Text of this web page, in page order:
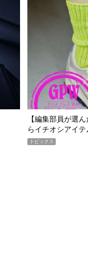
【編集部員が選
らイチオシアイテ
トピックス